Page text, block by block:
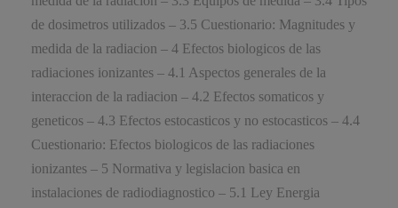
de dosimetros utilizados – 3.5 Cuestionario: Magnitudes y
medida de la radiacion – 4 Efectos biologicos de las
radiaciones ionizantes – 4.1 Aspectos generales de la
interaccion de la radiacion – 4.2 Efectos somaticos y
geneticos – 4.3 Efectos estocasticos y no estocasticos – 4.4
Cuestionario: Efectos biologicos de las radiaciones
ionizantes – 5 Normativa y legislacion basica en
instalaciones de radiodiagnostico – 5.1 Ley Energia